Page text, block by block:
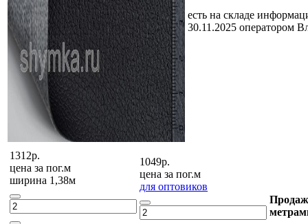
есть на складе
30.11.2025 оператором
1312р.
цена за пог.м
ширина 1,38м
1049р.
цена за пог.м
для оптовиков